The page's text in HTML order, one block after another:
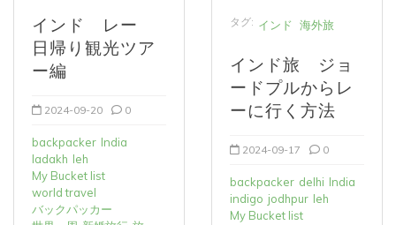
インド レー
日帰り観光ツア
ー編
2024-09-20 0
backpacker India
ladakh leh
My Bucket list
world travel
バックパッカー
タグ: インド 海外旅
インド旅 ジョ
ードプルからレ
ーに行く方法
2024-09-17 0
backpacker delhi India
indigo jodhpur leh
My Bucket list